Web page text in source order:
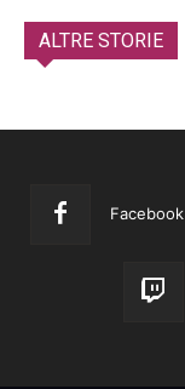
ALTRE STORIE
Facebook